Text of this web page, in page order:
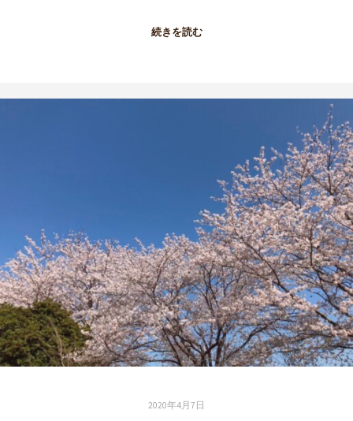
続きを読む
2020年4月7日